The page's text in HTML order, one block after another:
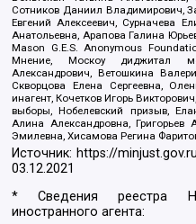
Сотников Даниил Владимирович,
Евгений Алексеевич, Сурначева
Анатольевна, Арапова Галина
Mason G.E.S. Anonymous
Мнение, Москоу диджитал
Александрович, Ветошкина
Скворцова Елена Сергеевна,
инагент, Кочетков Игорь
выборы, Нобелевский призыв,
Алина Александровна,
Эмилевна, Хисамова Регина
Источник: https://
03.12.2021
* Сведения реестра
иностранного агента: